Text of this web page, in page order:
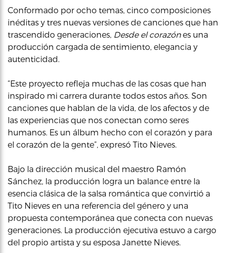
Conformado por ocho temas, cinco composiciones
inéditas y tres nuevas versiones de canciones que han
trascendido generaciones, Desde el corazónes una
producción cargada de sentimiento, elegancia y
autenticidad.
“Este proyecto refleja muchas de las cosas que han
inspirado mi carrera durante todos estos años. Son
canciones que hablan de la vida, de los afectos y de
las experiencias que nos conectan como seres
humanos. Es un álbum hecho con el corazón y para
el corazón de la gente”, expresó Tito Nieves.
Bajo la dirección musical del maestro Ramón
Sánchez, la producción logra un balance entre la
esencia clásica de la salsa romántica que convirtió a
Tito Nieves en una referencia del género y una
propuesta contemporánea que conecta con nuevas
generaciones. La producción ejecutiva estuvo a cargo
del propio artista y su esposa Janette Nieves.